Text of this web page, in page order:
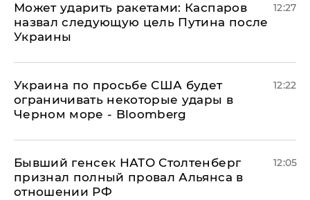
Может ударить ракетами: Каспаров
назвал следующую цель Путина после
Украины
12:27
Украина по просьбе США будет
ограничивать некоторые удары в
Черном море - Bloomberg
12:22
Бывший генсек НАТО Столтенберг
признал полный провал Альянса в
отношении РФ
12:05